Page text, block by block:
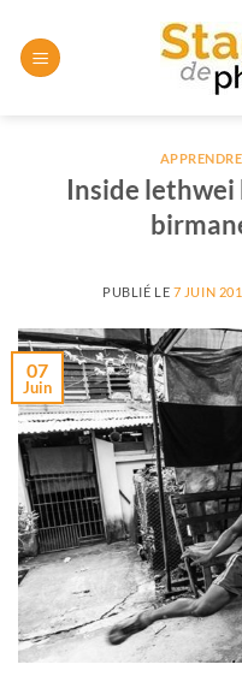
contenu
Inside lethwei
PUBLIÉ LE 7 JUIN
07
Juin